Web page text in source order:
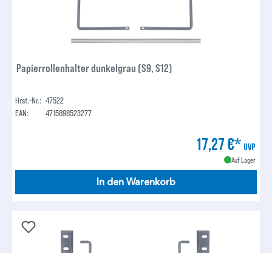
Papierrollenhalter dunkelgrau (S9, S12)
Hrst.-Nr.: 47522
EAN:
4715898523277
17,27 €* UVP
Auf Lager
In den Warenkorb